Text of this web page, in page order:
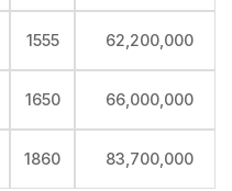
1555 62,200,000
1650 66,000,000
1860 83,700,000